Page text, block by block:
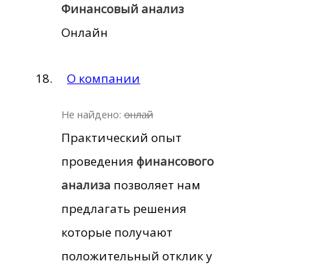
Финансовый анализ
Онлайн
О компании
Не найдено: онлай
Практический опыт
проведения финансового
анализа позволяет нам
предлагать решения
которые получают
положительный отклик у